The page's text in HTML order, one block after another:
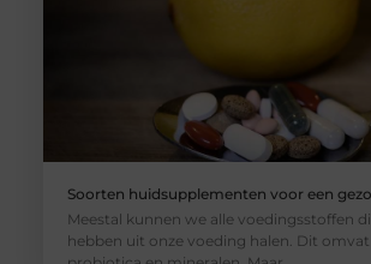
Soorten huidsupplementen voor een
Meestal kunnen we alle voedingsstoffen
hebben uit onze voeding halen. Dit